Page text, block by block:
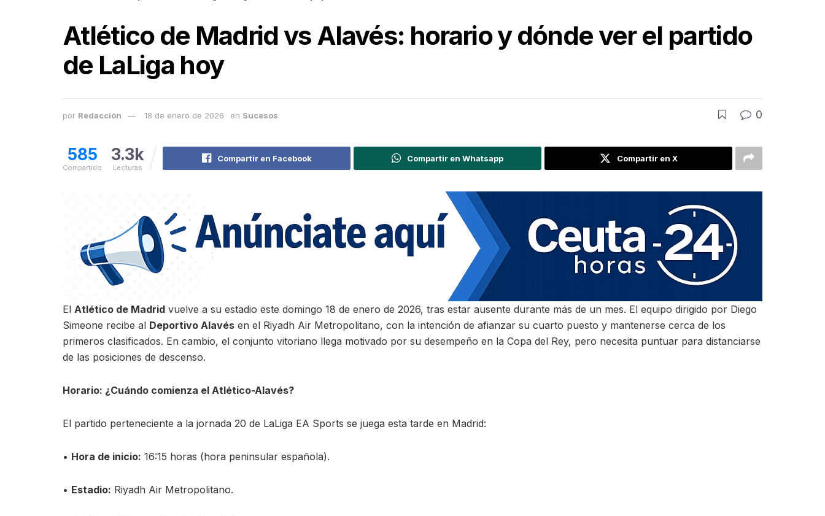
Atlético de Madrid vs Alavés: horario y dónde ver el partido
de LaLiga hoy
por Redacción 18 de enero de 2026 en Sucesos 0
585
Compartido
3.3k
Lecturas
Compartir en Facebook Compartir en Whatsapp Compartir en X
El Atlético de Madrid vuelve a su estadio este domingo 18 de enero de 2026, tras estar ausente durante más de un mes. El equipo dirigido por Diego
Simeone recibe al Deportivo Alavés en el Riyadh Air Metropolitano, con la intención de afianzar su cuarto puesto y mantenerse cerca de los
primeros clasificados. En cambio, el conjunto vitoriano llega motivado por su desempeño en la Copa del Rey, pero necesita puntuar para distanciarse
de las posiciones de descenso.
Horario: ¿Cuándo comienza el Atlético-Alavés?
El partido perteneciente a la jornada 20 de LaLiga EA Sports se juega esta tarde en Madrid:
• Hora de inicio: 16:15 horas (hora peninsular española).
• Estadio: Riyadh Air Metropolitano.